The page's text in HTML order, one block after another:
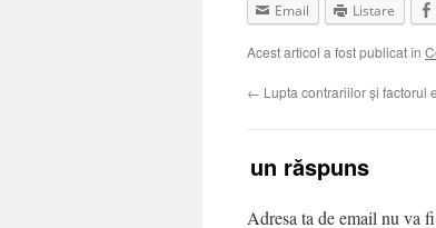
Email Listare
Acest articol a fost publicat în
← Lupta contrariilor şi factorul
Lasă un răspuns
Adresa ta de email nu va